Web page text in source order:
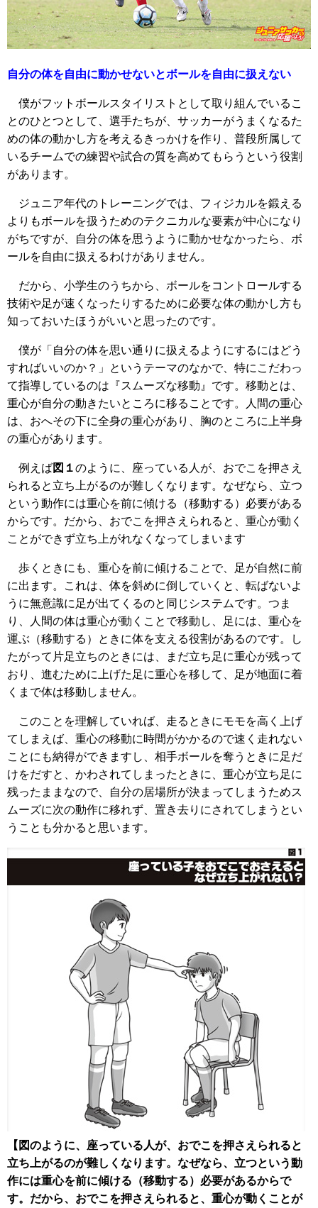
自分の体を自由に動かせないとボールを自由に扱えない
僕がフットボールスタイリストとして取り組んでいるこ
とのひとつとして、選手たちが、サッカーがうまくなるた
めの体の動かし方を考えるきっかけを作り、普段所属して
いるチームでの練習や試合の質を高めてもらうという役割
があります。
ジュニア年代のトレーニングでは、フィジカルを鍛える
よりもボールを扱うためのテクニカルな要素が中心になり
がちですが、自分の体を思うように動かせなかったら、ボ
ールを自由に扱えるわけがありません。
だから、小学生のうちから、ボールをコントロールする
技術や足が速くなったりするために必要な体の動かし方も
知っておいたほうがいいと思ったのです。
僕が「自分の体を思い通りに扱えるようにするにはどう
すればいいのか？」というテーマのなかで、特にこだわっ
て指導しているのは『スムーズな移動』です。移動とは、
重心が自分の動きたいところに移ることです。人間の重心
は、おへその下に全身の重心があり、胸のところに上半身
の重心があります。
例えば図１のように、座っている人が、おでこを押さえ
られると立ち上がるのが難しくなります。なぜなら、立つ
という動作には重心を前に傾ける（移動する）必要がある
からです。だから、おでこを押さえられると、重心が動く
ことができず立ち上がれなくなってしまいます
歩くときにも、重心を前に傾けることで、足が自然に前
に出ます。これは、体を斜めに倒していくと、転ばないよ
うに無意識に足が出てくるのと同じシステムです。つま
り、人間の体は重心が動くことで移動し、足には、重心を
運ぶ（移動する）ときに体を支える役割があるのです。し
たがって片足立ちのときには、まだ立ち足に重心が残って
おり、進むために上げた足に重心を移して、足が地面に着
くまで体は移動しません。
このことを理解していれば、走るときにモモを高く上げ
てしまえば、重心の移動に時間がかかるので速く走れない
ことにも納得ができますし、相手ボールを奪うときに足だ
けをだすと、かわされてしまったときに、重心が立ち足に
残ったままなので、自分の居場所が決まってしまうためス
ムーズに次の動作に移れず、置き去りにされてしまうとい
うことも分かると思います。
【図のように、座っている人が、おでこを押さえられると
立ち上がるのが難しくなります。なぜなら、立つという動
作には重心を前に傾ける（移動する）必要があるからで
す。だから、おでこを押さえられると、重心が動くことが